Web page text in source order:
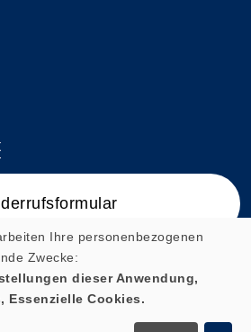
Ihre personenbezogenen
Zwecke:
dieser Anwendung,
Essenzielle Cookies.